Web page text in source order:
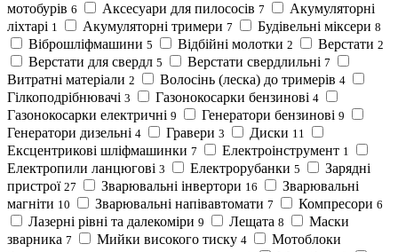
мотобурів 6 Аксесуари для пилососів 7
Акумуляторні
ліхтарі 1 Акумуляторні тримери 7 Будівельні міксери 8
Віброшліфмашини 5 Відбійні молотки 2 Верстати 2
Верстати для свердл 5 Верстати свердлильні 7
Витратні матеріали 2 Волосінь (леска) до тримерів 4
Гілкоподрібнювачі 3 Газонокосарки бензинові 4
Газонокосарки електричні 9 Генератори бензинові 9
Генератори дизельні 4 Гравери 3 Диски 11
Ексцентрикові шліфмашинки 7 Електроінструмент 1
Електропили ланцюгові 3 Електрорубанки 5
Зарядні
пристрої 27 Зварювальні інвертори 16
Зварювальні
магніти 10 Зварювальні напівавтомати 7 Компресори 6
Лазерні рівні та далекоміри 9 Лещата 8
Маски
зварника 7 Мийки високого тиску 4
Мотоблоки